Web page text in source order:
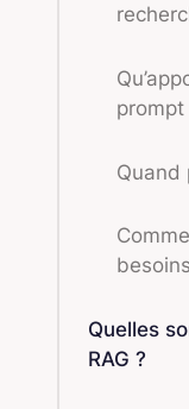
prompt
Quand
Quelles
RAG ?